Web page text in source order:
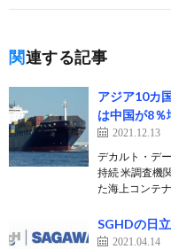
関連する記事
アジア10カ
は中国が8％
2021.12.13
デカルト・デ
持続 米調査機
た海上コンテ
SGHDの日
2021.04.14